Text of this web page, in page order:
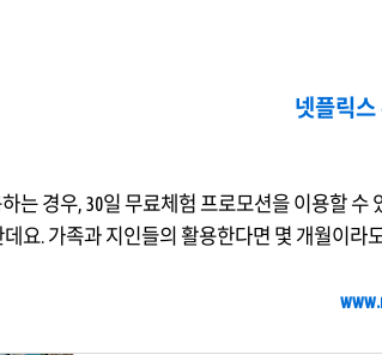
넷플릭스
는 경우, 30일 무료체험 프로모션을 이용할 수
데요. 가족과 지인들의 활용한다면 몇 개월이라